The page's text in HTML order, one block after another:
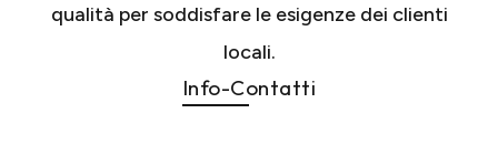
qualità per soddisfare le esigenze dei clienti
locali.
Info-Contatti